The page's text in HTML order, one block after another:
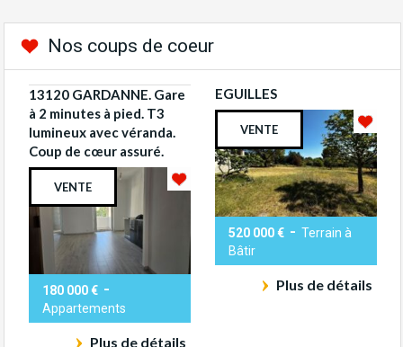
Nos coups de coeur
13120 GARDANNE. Gare
à 2 minutes à pied. T3
lumineux avec véranda.
Coup de cœur assuré.
VENTE
180 000 € -
Appartements
Plus de détails
EGUILLES
VENTE
520 000 € - Terrain à
Bâtir
Plus de détails